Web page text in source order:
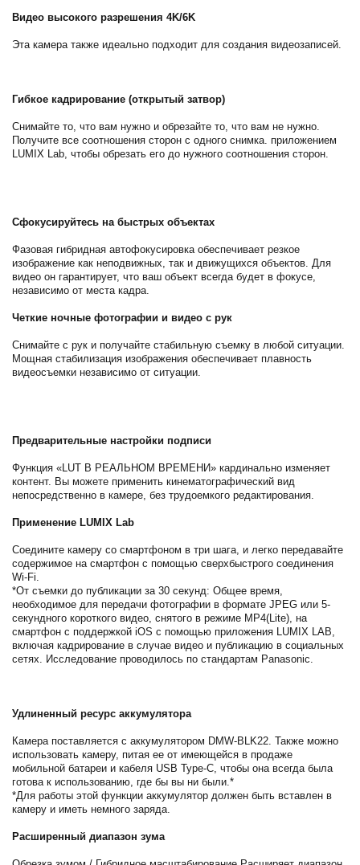
Видео высокого разрешения 4K/6K
Эта камера также идеально подходит для создания видеозаписей.
Гибкое кадрирование (открытый затвор)
Снимайте то, что вам нужно и обрезайте то, что вам не нужно.
Получите все соотношения сторон с одного снимка. приложением
LUMIX Lab, чтобы обрезать его до нужного соотношения сторон.
Сфокусируйтесь на быстрых объектах
Фазовая гибридная автофокусировка обеспечивает резкое
изображение как неподвижных, так и движущихся объектов. Для
видео он гарантирует, что ваш объект всегда будет в фокусе,
независимо от места кадра.
Четкие ночные фотографии и видео с рук
Снимайте с рук и получайте стабильную съемку в любой ситуации.
Мощная стабилизация изображения обеспечивает плавность
видеосъемки независимо от ситуации.
Предварительные настройки подписи
Функция «LUT В РЕАЛЬНОМ ВРЕМЕНИ» кардинально изменяет
контент. Вы можете применить кинематографический вид
непосредственно в камере, без трудоемкого редактирования.
Применение LUMIX Lab
Соедините камеру со смартфоном в три шага, и легко передавайте
содержимое на смартфон с помощью сверхбыстрого соединения
Wi-Fi.
*От съемки до публикации за 30 секунд: Общее время,
необходимое для передачи фотографии в формате JPEG или 5-
секундного короткого видео, снятого в режиме MP4(Lite), на
смартфон с поддержкой iOS с помощью приложения LUMIX LAB,
включая кадрирование в случае видео и публикацию в социальных
сетях. Исследование проводилось по стандартам Panasonic.
Удлиненный ресурс аккумулятора
Камера поставляется с аккумулятором DMW-BLK22. Также можно
использовать камеру, питая ее от имеющейся в продаже
мобильной батареи и кабеля USB Type-C, чтобы она всегда была
готова к использованию, где бы вы ни были.*
*Для работы этой функции аккумулятор должен быть вставлен в
камеру и иметь немного заряда.
Расширенный диапазон зума